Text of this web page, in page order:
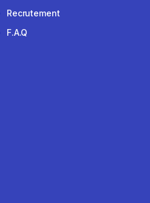
Recrutement
F.A.Q